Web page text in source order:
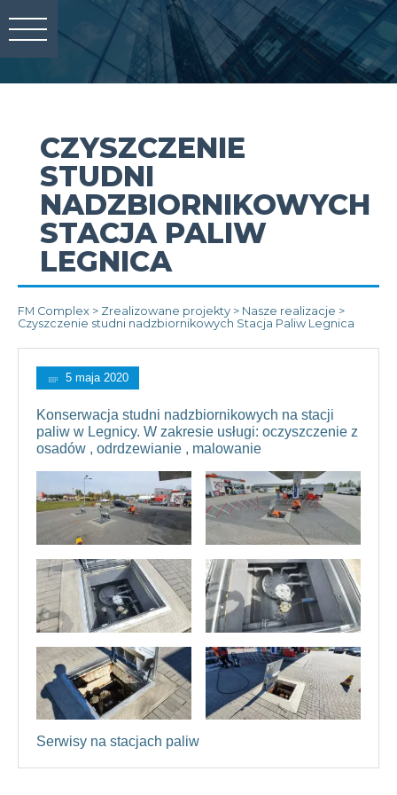
CZYSZCZENIE
STUDNI
NADZBIORNIKOWYCH
STACJA PALIW
LEGNICA
FM Complex > Zrealizowane projekty > Nasze realizacje >
Czyszczenie studni nadzbiornikowych Stacja Paliw Legnica
5 maja 2020
Konserwacja studni nadzbiornikowych na stacji
paliw w Legnicy. W zakresie usługi: oczyszczenie z
osadów , odrdzewianie , malowanie
Serwisy na stacjach paliw